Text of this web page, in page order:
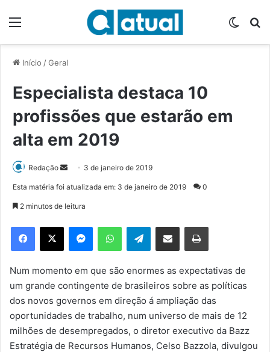
Início /Geral
Especialista destaca 10
profissões que estarão em
alta em 2019
Redação
d
e
m
e
-
m
a
l
3 de janeiro de 2019
Esta matéria foi atualizada em: 3 de janeiro de 2019 0
2 minutos de leitura
Telegram
Num momento em que são enormes as expectativas de
um grande contingente de brasileiros sobre as políticas
dos novos governos em direção á ampliação das
oportunidades de trabalho, num universo de mais de 12
milhões de desempregados, o diretor executivo da Bazz
Estratégia de Recursos Humanos, Celso Bazzola, divulgou